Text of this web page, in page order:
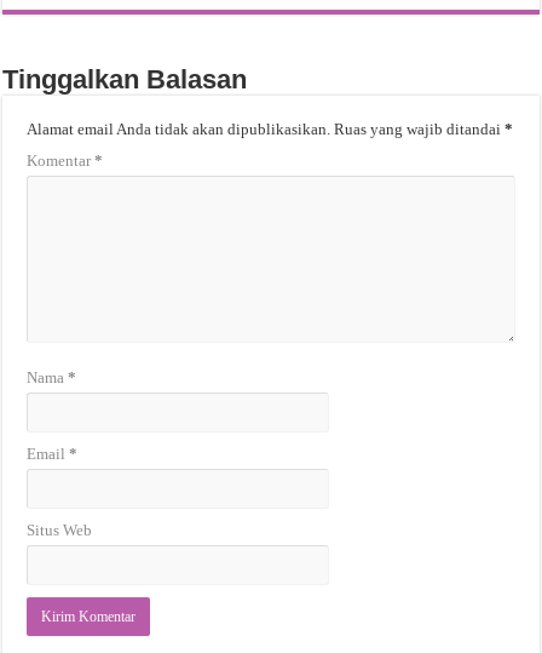
Tinggalkan Balasan
Alamat email Anda tidak akan dipublikasikan. Ruas yang wajib ditandai*
Komentar*
Nama*
Email*
Situs Web